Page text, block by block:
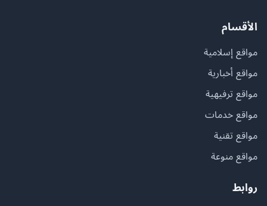
الأقسام
مواقع إسلامية
مواقع أخبارية
مواقع ترفيهية
مواقع خدمات
مواقع تقنية
مواقع منوعة
روابط